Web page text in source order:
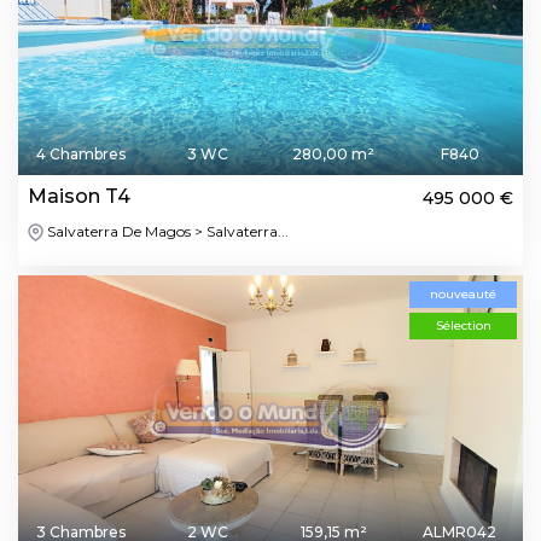
4 Chambres 3 WC 280,00 m² F840
Maison T4 495 000 €
Salvaterra De Magos > Salvaterra...
nouveauté
Sélection
3 Chambres 2 WC 159,15 m² ALMR042